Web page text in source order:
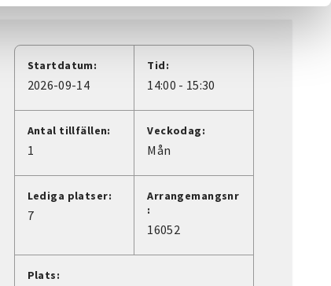
Startdatum:
2026-09-14
Tid:
14:00 - 15:30
Antal tillfällen:
1
Veckodag:
Mån
Lediga platser:
7
Arrangemangsnr
:
16052
Plats: